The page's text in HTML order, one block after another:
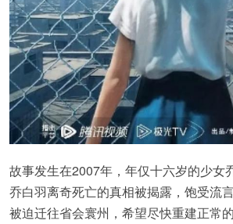
故事发生在2007年，年仅十六岁的少女
乔白羽离奇死亡的真相被揭露，饱受流
被迫迁往省会寰州，希望尽快重建正常